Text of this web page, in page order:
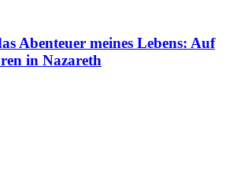
Abenteuer meines Lebens: Auf
in Nazareth